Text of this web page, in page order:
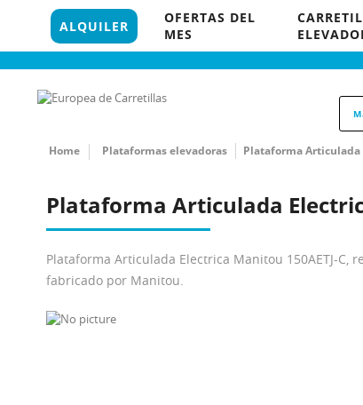
96 121 18 35
ALQUILER
OFERTAS DEL
MES
Home Plataformas elevadoras Plataforma Articulada
Plataforma Articulada
Plataforma Articulada Electrica Manitou 150AETJ-
fabricado por Manitou.